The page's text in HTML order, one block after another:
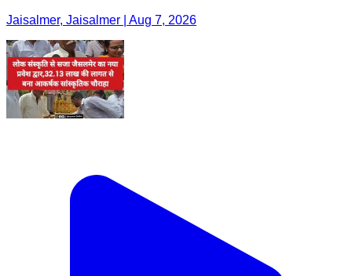
Jaisalmer, Jaisalmer | Aug 7, 2026